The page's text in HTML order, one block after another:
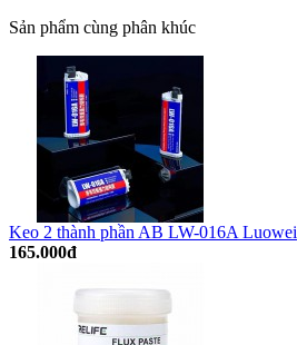
Sản phẩm cùng phân khúc
Keo 2 thành phần AB LW-016A Luowei
165.000đ